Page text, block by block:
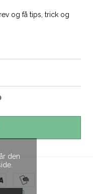
den
og få tips, trick og